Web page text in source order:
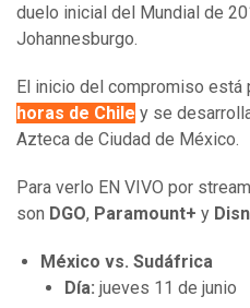
duelo inicial del Mundial de
Johannesburgo.
El inicio del compromiso está
horas de Chile y se
Azteca de Ciudad de México.
Para verlo EN VIVO por
son DGO, Paramount+ y
México vs. Sudáfrica
Día: jueves 11 de junio